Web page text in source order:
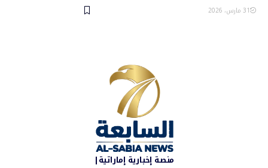
31 مارس، 2026
منصة إخبارية إماراتية|